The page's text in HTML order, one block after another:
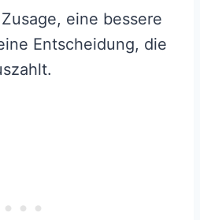
eine bessere
Entscheidung, die